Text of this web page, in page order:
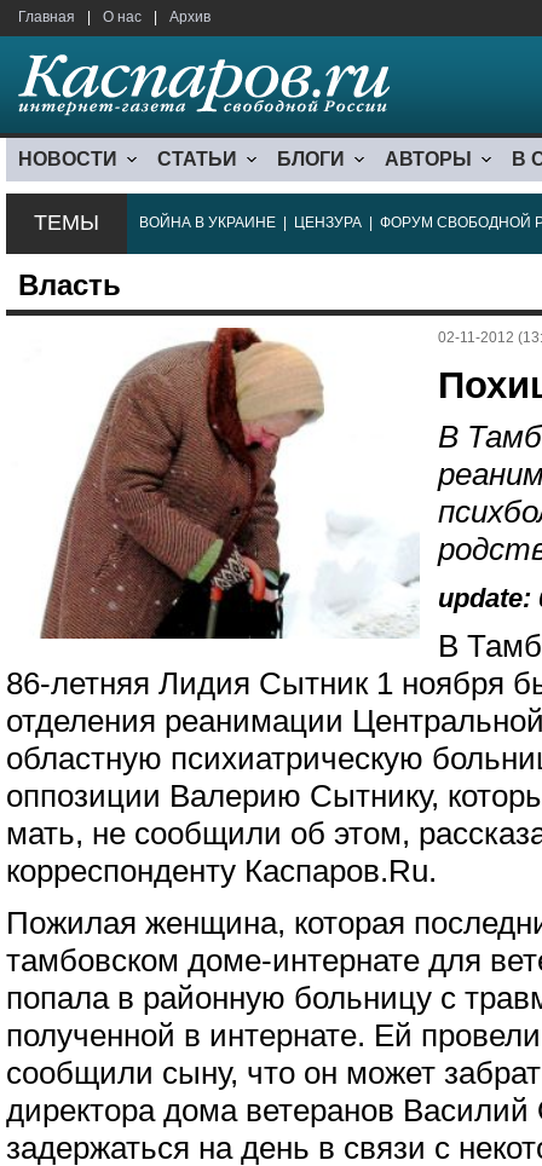
Главная О нас Архив
НОВОСТИ СТАТЬИ БЛОГИ АВТОРЫ В
ТЕМЫ ВОЙНА В УКРАИНЕ ЦЕНЗУРА ФОРУМ СВОБОДНОЙ
Власть
02-11-2012
В
update:
В
86-летняя Лидия Сытник 1 ноября
отделения реанимации
областную психиатрическую
оппозиции Валерию Сытнику,
мать, не сообщили об этом,
корреспонденту Каспаров.Ru.
Пожилая женщина, которая
тамбовском доме-интернате для
попала в районную больницу с
полученной в интернате. Ей
сообщили сыну, что он может
директора дома ветеранов
задержаться на день в связи с